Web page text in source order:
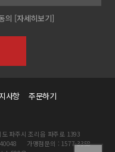
의 [자세히보기]
사항 주문하기
파주시 조리읍 파주로 1393
가맹점문의 : 1577-3358